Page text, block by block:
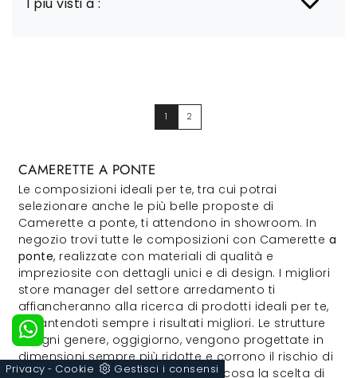
1 2
CAMERETTE A PONTE
Le composizioni ideali per te, tra cui potrai
selezionare anche le più belle proposte di
Camerette a ponte, ti attendono in showroom. In
negozio trovi tutte le composizioni con Camerette a
ponte, realizzate con materiali di qualità e
impreziosite con dettagli unici e di design. I migliori
store manager del settore arredamento ti
affiancheranno alla ricerca di prodotti ideali per te,
garantendoti sempre i risultati migliori. Le strutture
di ogni genere, oggigiorno, vengono progettate in
dimensioni sempre più ridotte e corrono il rischio di
far diventare eccessivamente faticosa la scelta di
Privacy - Cookie Gestisci i consensi